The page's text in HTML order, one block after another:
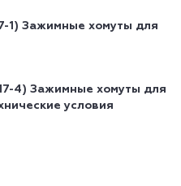
1) Зажимные хомуты для
4) Зажимные хомуты для
условия